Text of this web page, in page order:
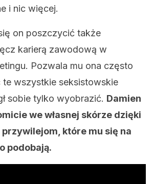
i nic więcej.
on poszczycić także
karierą zawodową w
Pozwala mu ona często
wszystkie seksistowskie
sobie tylko wyobrazić. Damien
we własnej skórze dzięki
które mu się na
podobają.